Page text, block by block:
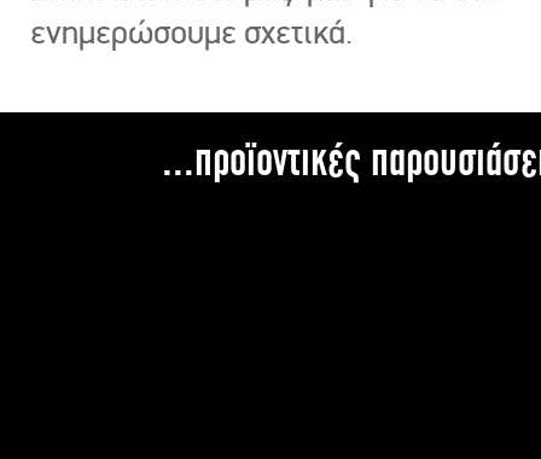
ενημερώσουμε σχετικά.
...προϊοντικές